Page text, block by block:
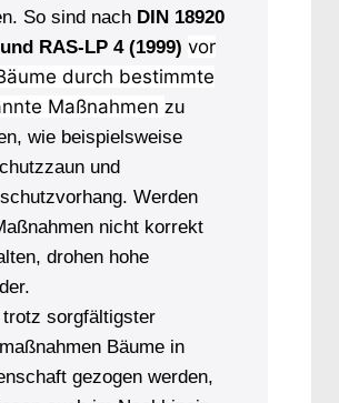
So sind nach DIN 18920
RAS-LP 4 (1999) vor
durch bestimmte
Maßnahmen zu
wie beispielsweise
und
Werden
nicht korrekt
drohen hohe
trotz sorgfältigster
Bäume in
gezogen werden,